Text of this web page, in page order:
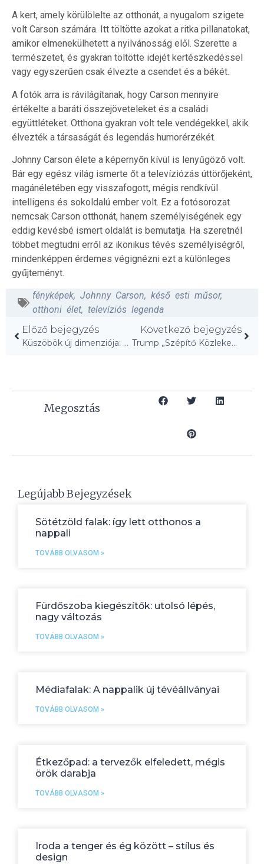
A kert, amely körülölelte az otthonát, a nyugalom szigete
volt Carson számára. Itt töltötte azokat a ritka pillanatokat,
amikor elmenekülhetett a nyilvánosság elől. Szerette a
természetet, és gyakran töltötte idejét kertészkedéssel
vagy egyszerűen csak élvezte a csendet és a békét.
A fotók arra is rávilágítanak, hogy Carson mennyire
értékelte a baráti összejöveteleket és a családi
együttléteket. Otthona gyakran volt tele vendégekkel, akik
élvezték a társaságát és legendás humorérzékét.
Johnny Carson élete a képernyőn kívül is lenyűgöző volt.
Bár egy egész világ ismerte őt a televíziózás úttörőjeként,
magánéletében egy visszafogott, mégis rendkívül
intelligens és sokoldalú ember volt. Ez a fotósorozat
nemcsak Carson otthonát, hanem személyiségének egy
eddig kevésbé ismert oldalát is bemutatja. Ha szeretnél
többet megtudni erről az ikonikus tévés személyiségről,
mindenképpen érdemes végignézni ezt a különleges
gyűjteményt.
fényképek, Johnny Carson, késő esti műsor,
otthoni élet, televíziós legenda
Előző bejegyzés
Küszöbök új dimenziója: 18 stílusos bejárati megoldás!
Következő bejegyzés
Trump „Szépítő Közlekedési Infrastruktúra Tanácsa” – Mi ez?
Megosztás
Legújabb Bejegyzések
Sötétzöld falak: így lett otthonos a
nappali
TOVÁBB OLVASOM »
Fürdőszoba kiegészítők: utolsó lépés,
nagy változás
TOVÁBB OLVASOM »
Médiafalak: A nappalik új tévéállványai
TOVÁBB OLVASOM »
Étkezőpad: a tervezők elfeledett, mégis
örök darabja
TOVÁBB OLVASOM »
Iroda a tenger és ég között – stílus és
design